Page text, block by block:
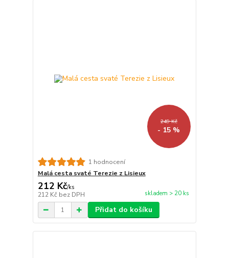
249 Kč
- 15 %
1 hodnocení
Malá cesta svaté Terezie z Lisieux
212 Kč/ks
212 Kč bez DPH skladem > 20 ks
Přidat do košíku